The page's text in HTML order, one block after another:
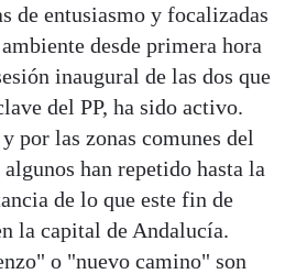
de entusiasmo y focalizadas
desde primera hora
inaugural de las dos que
del PP, ha sido activo.
por las zonas comunes del
han repetido hasta la
de lo que este fin de
la capital de Andalucía.
o "nuevo camino" son